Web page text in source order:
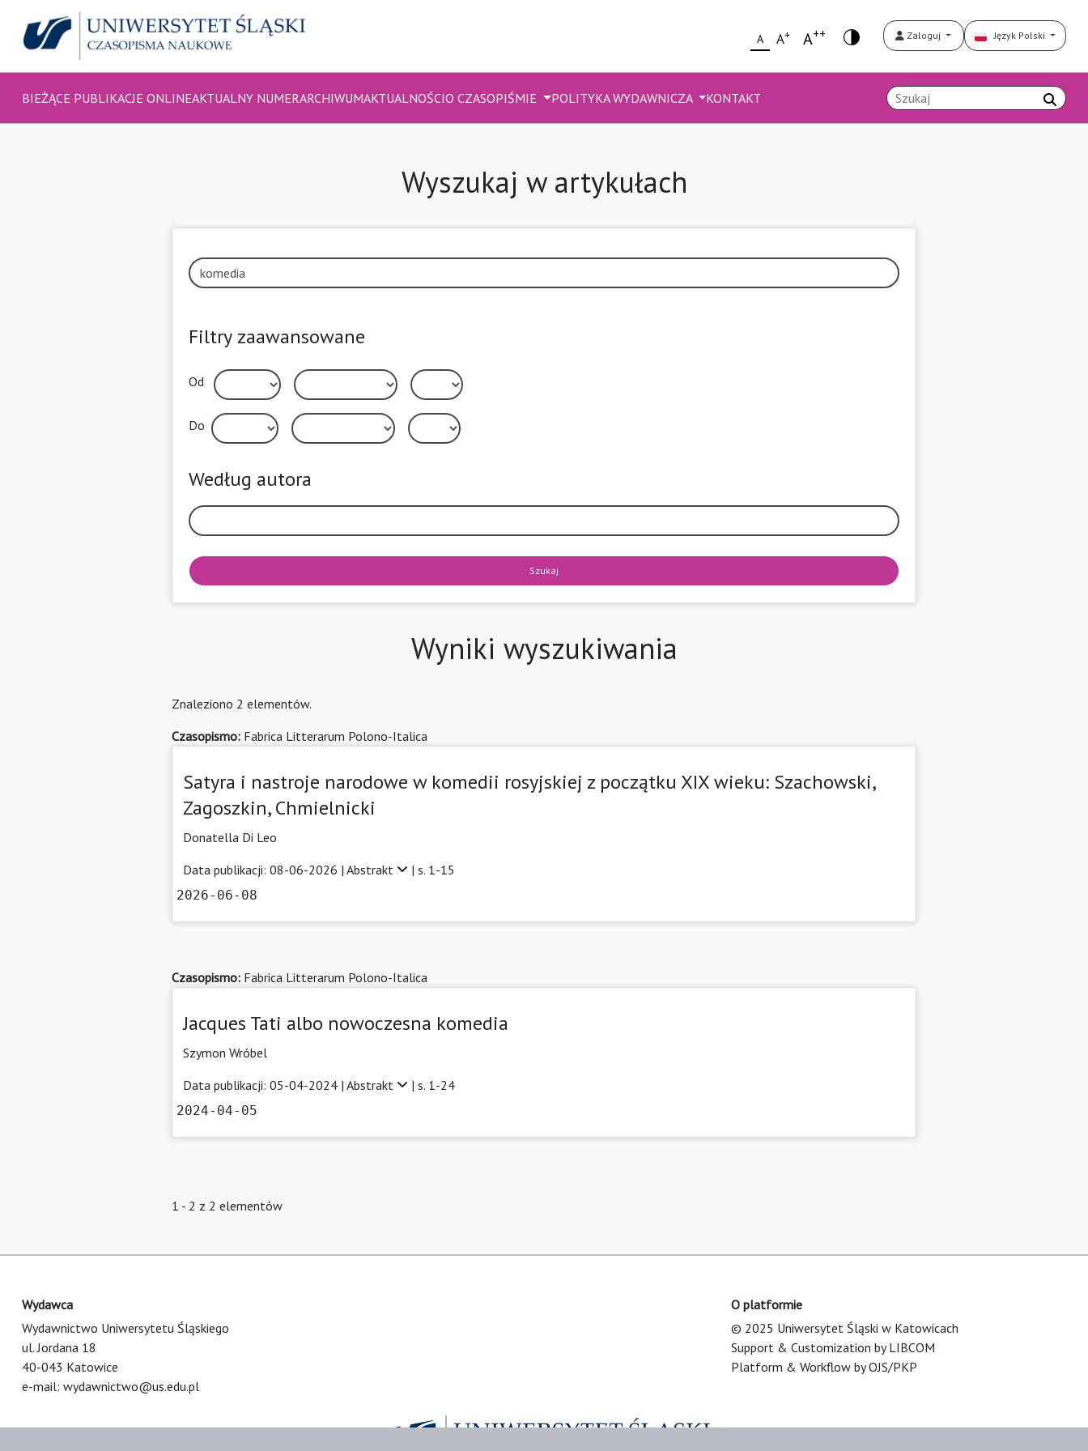
A A+ A++ Zaloguj Język Polski
BIEŻĄCE PUBLIKACJE ONLINEAKTUALNY NUMERARCHIWUMAKTUALNOŚCIO CZASOPIŚMIE POLITYKA WYDAWNICZA KONTAKT
Wyszukaj w artykułach
Filtry zaawansowane
Od
Do
Według autora
Szukaj
Wyniki wyszukiwania
Znaleziono 2 elementów.
Czasopismo: Fabrica Litterarum Polono-Italica
Satyra i nastroje narodowe w komedii rosyjskiej z początku XIX wieku: Szachowski,
Zagoszkin, Chmielnicki
Donatella Di Leo
Data publikacji: 08-06-2026 | Abstrakt | s. 1-15
2026-06-08
Czasopismo: Fabrica Litterarum Polono-Italica
Jacques Tati albo nowoczesna komedia
Szymon Wróbel
Data publikacji: 05-04-2024 | Abstrakt | s. 1-24
2024-04-05
1 - 2 z 2 elementów
Wydawca
Wydawnictwo Uniwersytetu Śląskiego
ul. Jordana 18
40-043 Katowice
e-mail: wydawnictwo@us.edu.pl
O platformie
© 2025 Uniwersytet Śląski w Katowicach
Support & Customization by LIBCOM
Platform & Workflow by OJS/PKP